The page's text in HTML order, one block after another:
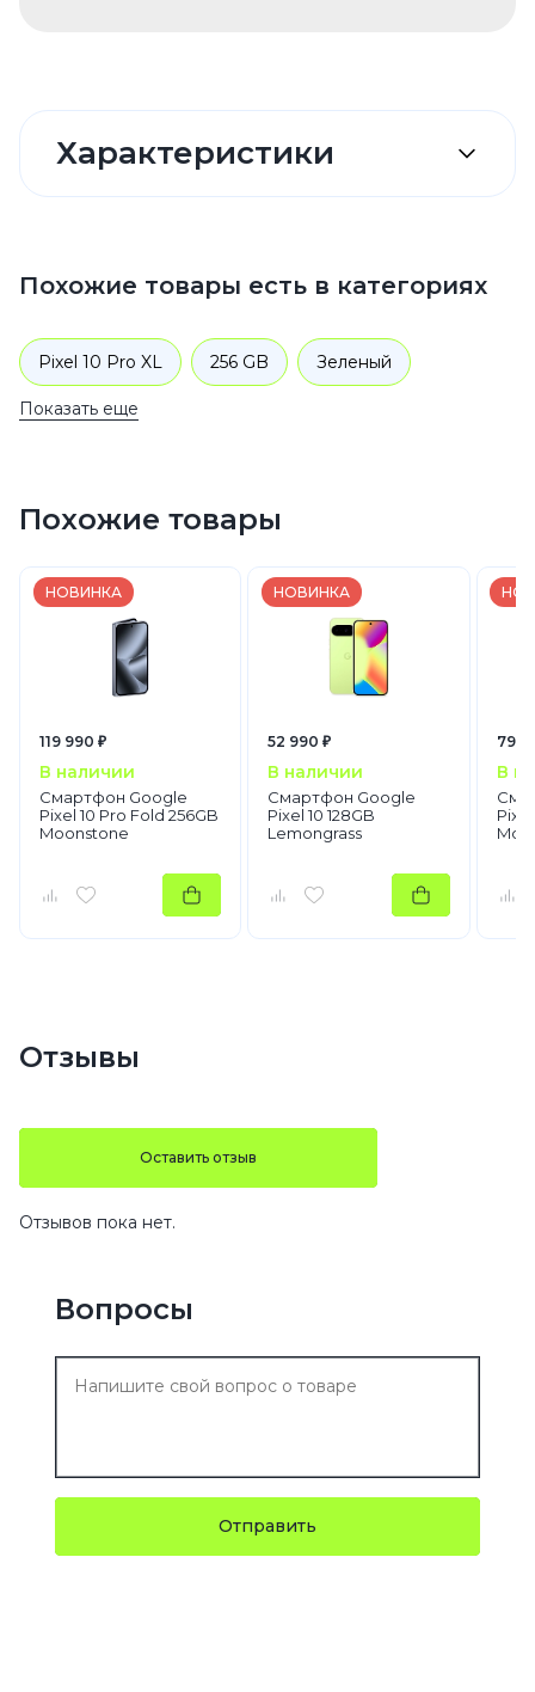
Характеристики
Похожие товары есть в категориях
Pixel 10 Pro XL 256 GB Зеленый
Смартфоны
Показать еще
Похожие товары
НОВИНКА
119 990 ₽
В наличии
Смартфон Google
Pixel 10 Pro Fold 256GB
Moonstone
НОВИНКА
52 990 ₽
В наличии
Смартфон Google
Pixel 10 128GB
Lemongrass
79
В
Отзывы
Оставить отзыв
Отзывов пока нет.
Вопросы
Отправить